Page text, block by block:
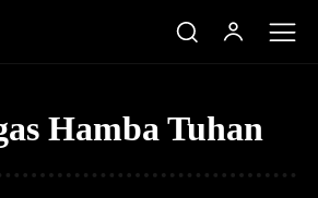
Hamba Tuhan